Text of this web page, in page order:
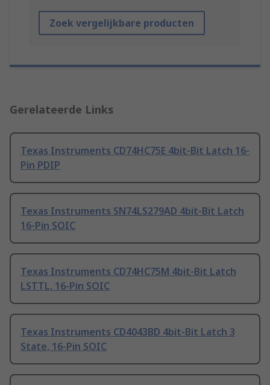
Zoek vergelijkbare producten
Gerelateerde Links
Texas Instruments CD74HC75E 4bit-Bit Latch 16-
Pin PDIP
Texas Instruments SN74LS279AD 4bit-Bit Latch
16-Pin SOIC
Texas Instruments CD74HC75M 4bit-Bit Latch
LSTTL, 16-Pin SOIC
Texas Instruments CD4043BD 4bit-Bit Latch 3
State, 16-Pin SOIC